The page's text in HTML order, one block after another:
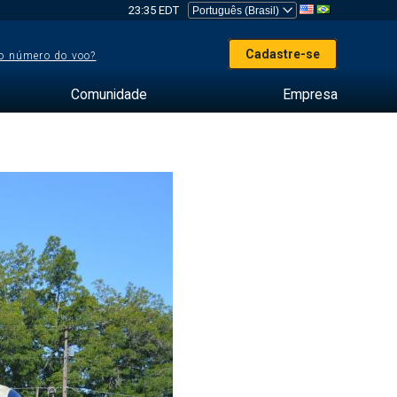
23:35 EDT
número do voo? Cadastre-se
Comunidade Empresa